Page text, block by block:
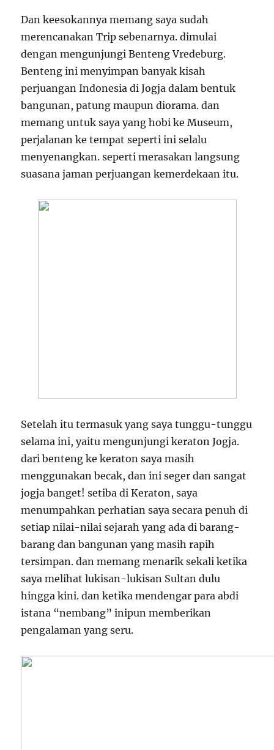
Dan keesokannya memang saya sudah
merencanakan Trip sebenarnya. dimulai
dengan mengunjungi Benteng Vredeburg.
Benteng ini menyimpan banyak kisah
perjuangan Indonesia di Jogja dalam bentuk
bangunan, patung maupun diorama. dan
memang untuk saya yang hobi ke Museum,
perjalanan ke tempat seperti ini selalu
menyenangkan. seperti merasakan langsung
suasana jaman perjuangan kemerdekaan itu.
Setelah itu termasuk yang saya tunggu-tunggu
selama ini, yaitu mengunjungi keraton Jogja.
dari benteng ke keraton saya masih
menggunakan becak, dan ini seger dan sangat
jogja banget! setiba di Keraton, saya
menumpahkan perhatian saya secara penuh di
setiap nilai-nilai sejarah yang ada di barang-
barang dan bangunan yang masih rapih
tersimpan. dan memang menarik sekali ketika
saya melihat lukisan-lukisan Sultan dulu
hingga kini. dan ketika mendengar para abdi
istana “nembang” inipun memberikan
pengalaman yang seru.